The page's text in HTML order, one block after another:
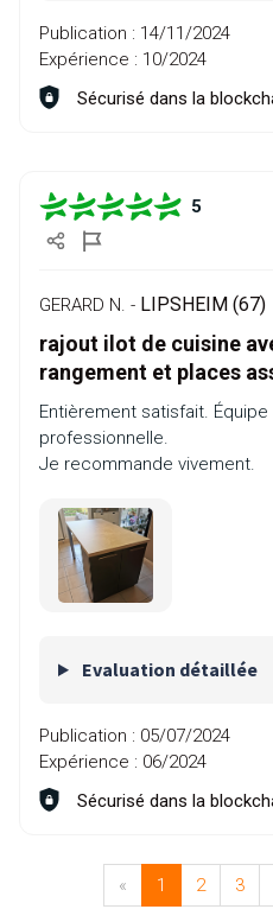
Publication : 14/11/2024
Expérience : 10/2024
Sécurisé dans la
5
GERARD N. - LIPSHEIM (67)
rajout ilot de cuisine
rangement et places
Entièrement satisfait.
professionnelle.
Je recommande vivement.
Evaluation détaillée
Publication : 05/07/2024
Expérience : 06/2024
Sécurisé dans la
« 1 2 3